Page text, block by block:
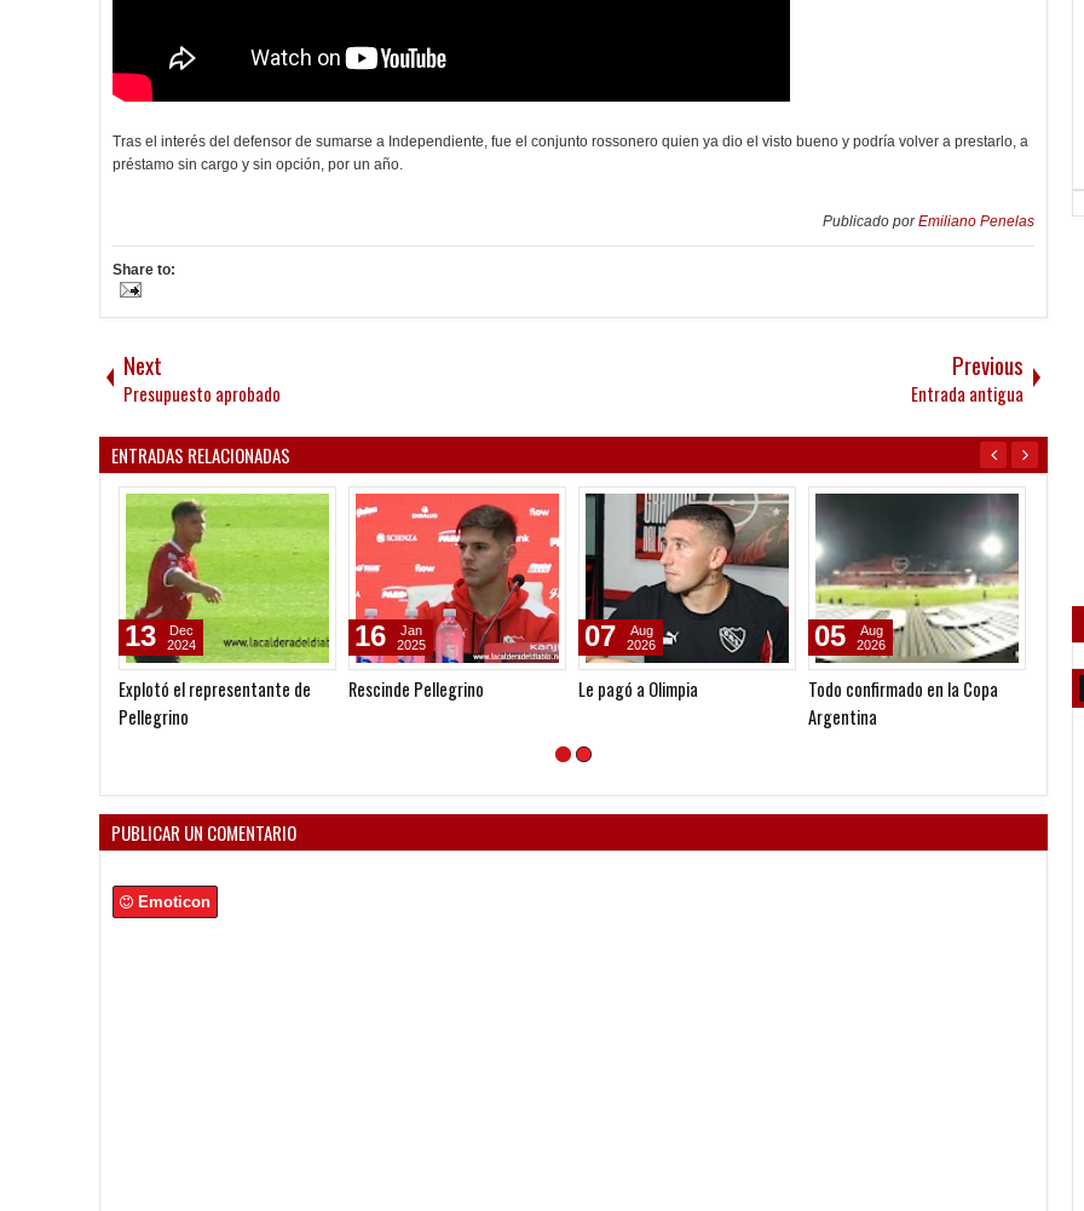
Tras el interés del defensor de sumarse a Independiente, fue el conjunto rossonero quien ya dio el visto bueno y podría volver a prestarlo, a
préstamo sin cargo y sin opción, por un año.
Publicado porEmiliano Penelas
Share to:
Next
Presupuesto aprobado
Previous
Entrada antigua
ENTRADAS RELACIONADAS
Explotó el representante de
Pellegrino
13
Dec
2024
Rescinde Pellegrino
16
Jan
2025
Le pagó a Olimpia
07
Aug
2026
Todo confirmado en la Copa
Argentina
05
Aug
2026
06
PUBLICAR UN COMENTARIO
Emoticon